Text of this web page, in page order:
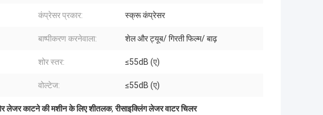
कंप्रेसर प्रकार: स्क्रू कंप्रेसर
बाष्पीकरण करनेवाला: शेल और ट्यूब/ गिरती फिल्म/ बाढ़
शोर स्तर: ≤55dB (ए)
वोल्टेज: ≤55dB (ए)
लेजर काटने की मशीन के लिए शीतलक,रीसाइक्लिंग लेजर वाटर चिलर